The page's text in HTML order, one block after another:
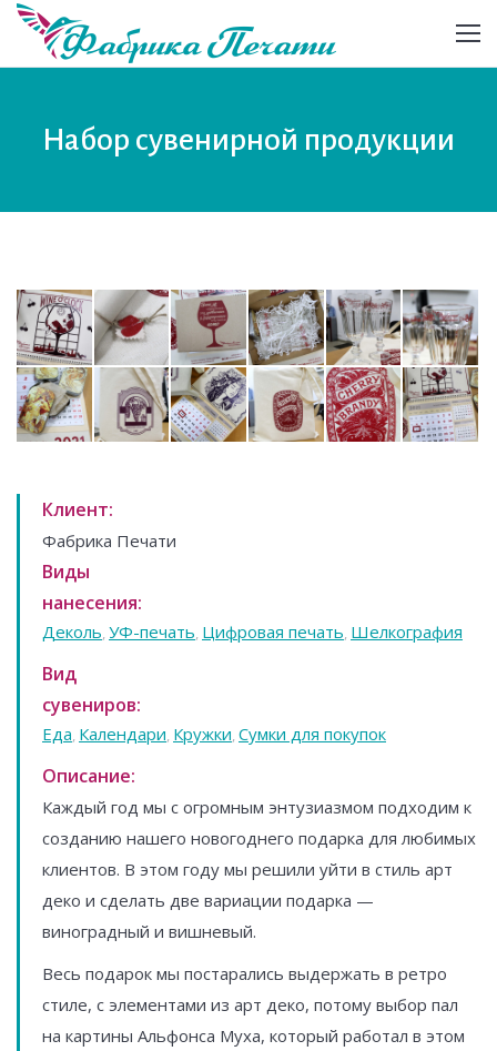
Набор сувенирной продукции
Клиент:
Фабрика Печати
Виды
нанесения:
Деколь, УФ-печать, Цифровая печать, Шелкография
Вид
сувениров:
Еда, Календари, Кружки, Сумки для покупок
Описание:
Каждый год мы с огромным энтузиазмом подходим к
созданию нашего новогоднего подарка для любимых
клиентов. В этом году мы решили уйти в стиль арт
деко и сделать две вариации подарка —
виноградный и вишневый.
Весь подарок мы постарались выдержать в ретро
стиле, с элементами из арт деко, потому выбор пал
на картины Альфонса Муха, который работал в этом